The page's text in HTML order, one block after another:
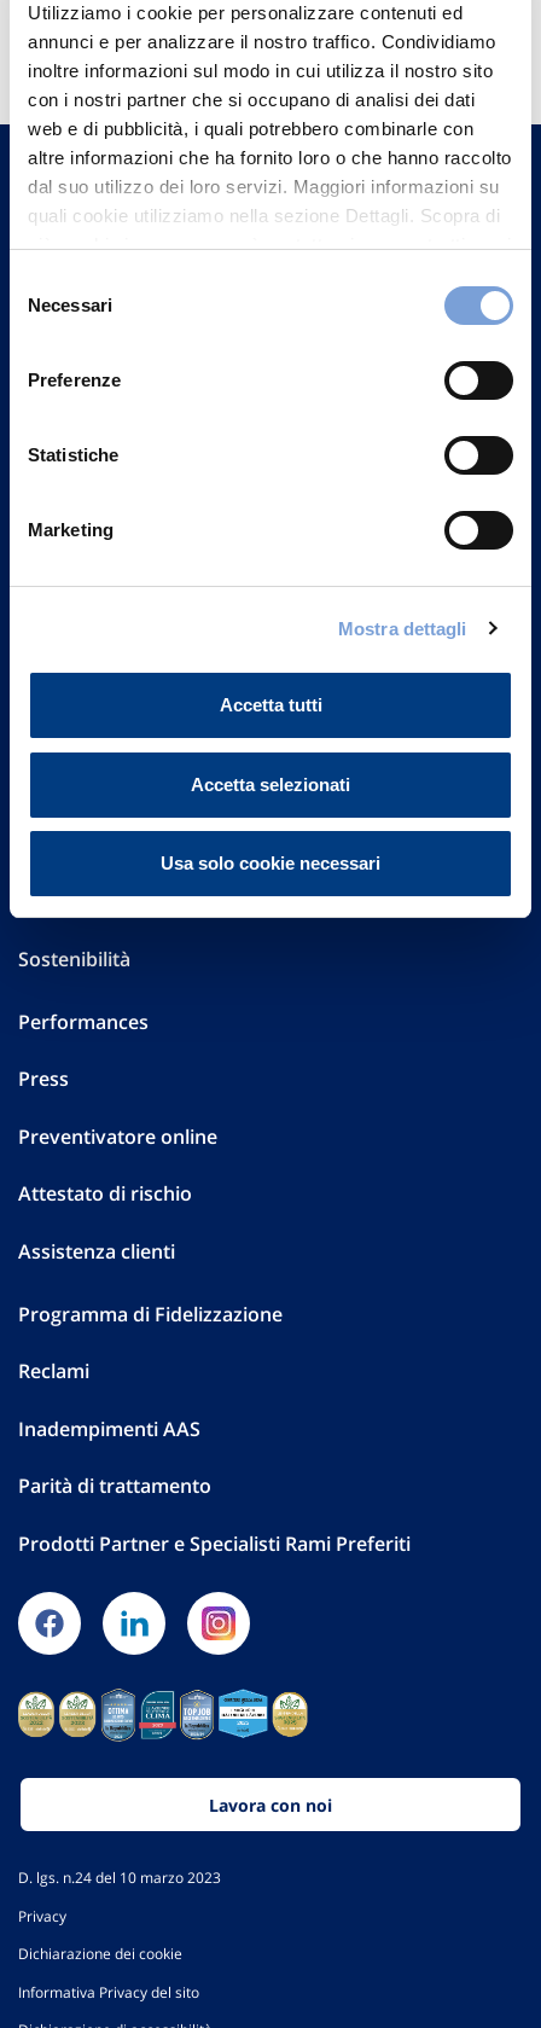
Utilizziamo i cookie per personalizzare contenuti ed
annunci e per analizzare il nostro traffico. Condividiamo
inoltre informazioni sul modo in cui utilizza il nostro sito
con i nostri partner che si occupano di analisi dei dati
web e di pubblicità, i quali potrebbero combinarle con
altre informazioni che ha fornito loro o che hanno raccolto
dal suo utilizzo dei loro servizi. Maggiori informazioni su
quali cookie utilizziamo nella sezione Dettagli. Scopra di
più su chi siamo, come può contattarci e come trattiamo i
può trovare nel footer del sito nella sezione "Informativa
delNecessari
Preferenze
Statistiche
Marketing
Mostra dettagli
Accetta tutti
Accetta selezionati
Usa solo cookie necessari
Hai bisogno di
informazioni?
Trova l'Agenzia più vicina a te e parla con
un nostro Agente.
Contattaci
Vittoria Assicurazioni S.p.A.
Part. IVA 01329510158
FAQ
Altre informazioni
Sostenibilità
Performances
Press
Preventivatore online
Attestato di rischio
Assistenza clienti
Programma di Fidelizzazione
Reclami
Inadempimenti AAS
Parità di trattamento
Prodotti Partner e Specialisti Rami Preferiti
Lavora con noi
D. lgs. n.24 del 10 marzo 2023
Privacy
Dichiarazione dei cookie
Informativa Privacy del sito